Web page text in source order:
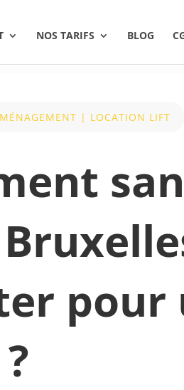
NOS TARIFS BLOG
| LOCATION LIFT
pour